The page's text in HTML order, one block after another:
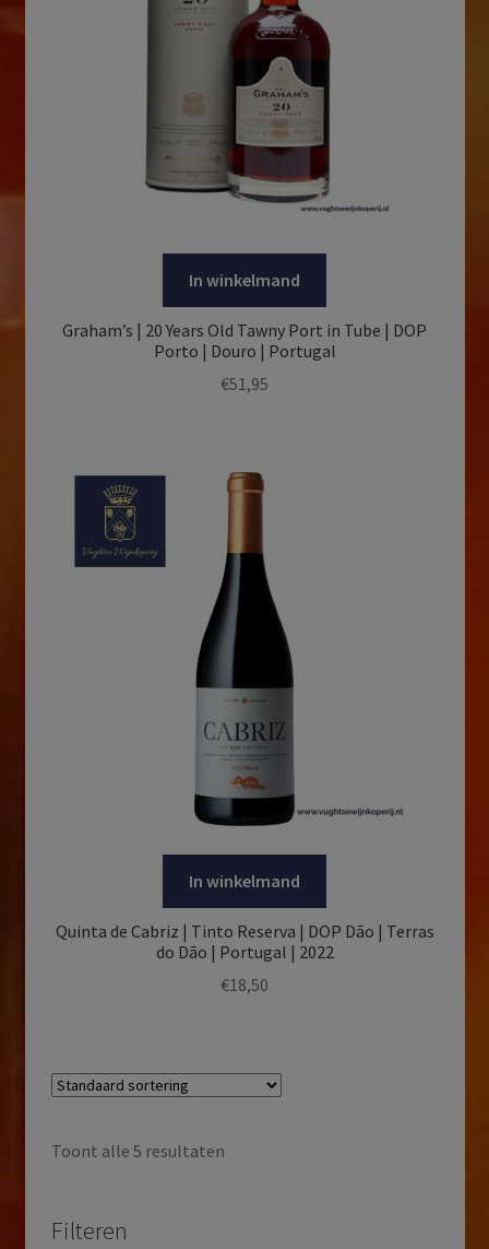
In winkelmand
Graham’s | 20 Years Old Tawny Port in Tube | DOP
Porto | Douro | Portugal
€51,95
In winkelmand
Quinta de Cabriz | Tinto Reserva | DOP Dão | Terras
do Dão | Portugal | 2022
€18,50
Toont alle 5 resultaten
Filteren